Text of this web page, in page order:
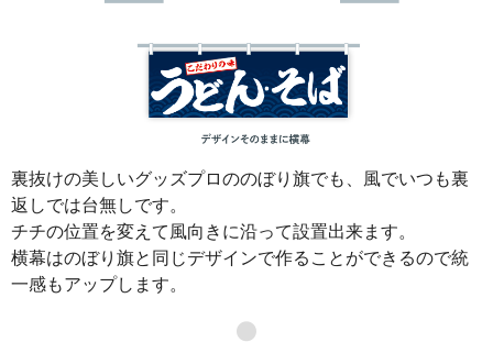
裏抜けの美しいグッズプロののぼり旗でも、風でいつも裏
返しでは台無しです。
チチの位置を変えて風向きに沿って設置出来ます。
横幕はのぼり旗と同じデザインで作ることができるので統
一感もアップします。
●